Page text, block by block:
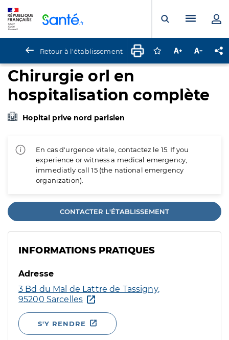
Ouvrir laMenu
Retour à l'établissement Connectez-vous
Augmenter la
Chirurgie orl en
hospitalisation complète
Hopital prive nord parisien
En cas d'urgence vitale, contactez le 15. If you
experience or witness a medical emergency,
immediatly call 15 (the national emergency
organization).
CONTACTER L'ÉTABLISSEMENT
INFORMATIONS PRATIQUES
Adresse
3 Bd du Mal de Lattre de Tassigny,
95200 Sarcelles
S'Y RENDRE